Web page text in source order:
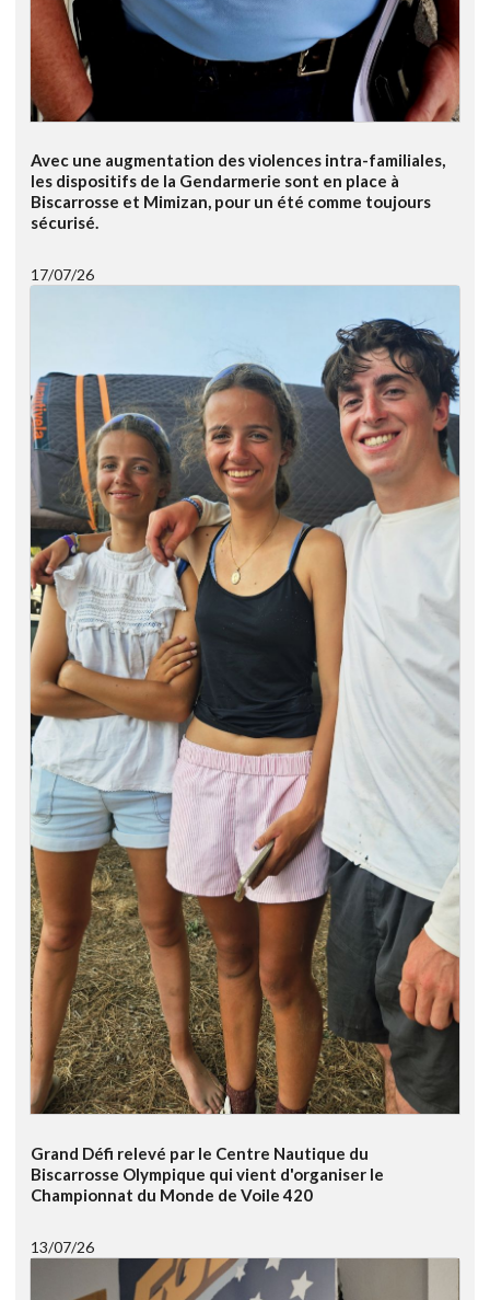
Avec une augmentation des violences intra-familiales,
les dispositifs de la Gendarmerie sont en place à
Biscarrosse et Mimizan, pour un été comme toujours
sécurisé.
17/07/26
Grand Défi relevé par le Centre Nautique du
Biscarrosse Olympique qui vient d'organiser le
Championnat du Monde de Voile 420
13/07/26